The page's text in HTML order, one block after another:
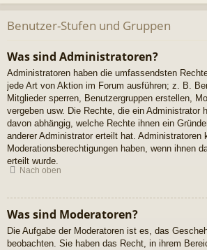
Benutzer-Stufen und Gruppen
Was sind Administratoren?
Administratoren haben die umfassendsten
jede Art von Aktion im Forum ausführen; z. B.
Mitglieder sperren, Benutzergruppen erstellen,
vergeben usw. Die Rechte, die ein Administrator
davon abhängig, welche Rechte ihnen ein
anderer Administrator erteilt hat. Administratoren
Moderationsberechtigungen haben, wenn ihnen
erteilt wurde.
Nach oben
Was sind Moderatoren?
Die Aufgabe der Moderatoren ist es, das
beobachten. Sie haben das Recht, in ihrem